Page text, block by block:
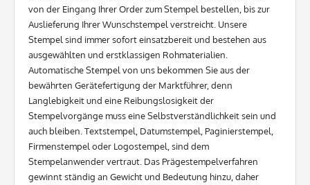
von der Eingang Ihrer Order zum Stempel bestellen, bis zur
Auslieferung Ihrer Wunschstempel verstreicht. Unsere
Stempel sind immer sofort einsatzbereit und bestehen aus
ausgewählten und erstklassigen Rohmaterialien.
Automatische Stempel von uns bekommen Sie aus der
bewährten Gerätefertigung der Marktführer, denn
Langlebigkeit und eine Reibungslosigkeit der
Stempelvorgänge muss eine Selbstverständlichkeit sein und
auch bleiben. Textstempel, Datumstempel, Paginierstempel,
Firmenstempel oder Logostempel, sind dem
Stempelanwender vertraut. Das Prägestempelverfahren
gewinnt ständig an Gewicht und Bedeutung hinzu, daher